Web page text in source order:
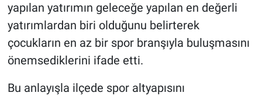
yapılan yatırımın geleceğe yapılan en değerli
yatırımlardan biri olduğunu belirterek
çocukların en az bir spor branşıyla buluşmasını
önemsediklerini ifade etti.
Bu anlayışla ilçede spor altyapısını